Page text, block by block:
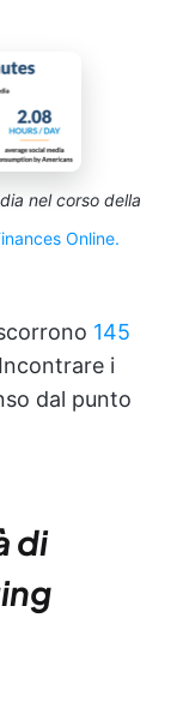
nel corso della
Online.
145
i
dal punto
di